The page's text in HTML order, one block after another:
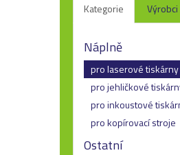
Kategorie Výrobci
Náplně
pro laserové tiskárny
pro jehličkové
pro inkoustové
pro kopírovací stroje
Ostatní